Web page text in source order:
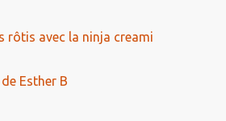
rôtis avec la ninja creami
Esther B